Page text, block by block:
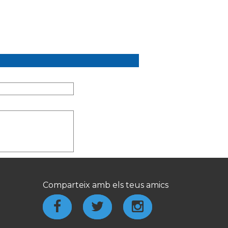
Comparteix amb els teus amics